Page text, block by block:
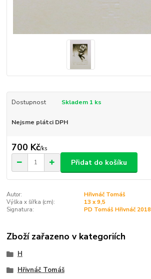
Dostupnost Skladem 1 ks
Nejsme plátci DPH
700 Kč/ks
Přidat do košíku
Autor:
Hřivnáč Tomáš
Výška x šířka (cm):
13 x 9,5
Signatura:
PD Tomáš Hřivnáč 2018
Zboží zařazeno v kategoriích
H
Hřivnáč Tomáš